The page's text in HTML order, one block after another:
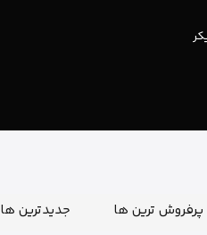
پرفروش ترین ها جدیدترین ها